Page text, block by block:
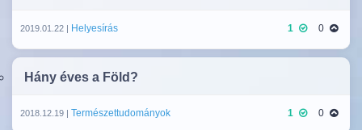
2019.01.22 | Helyesírás 1 0
Hány éves a Föld?
2018.12.19 | Természettudományok 1 0